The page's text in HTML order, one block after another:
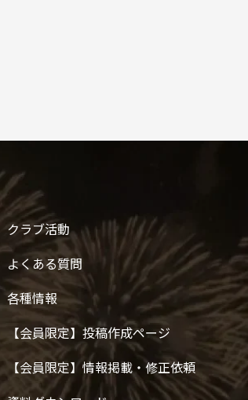
クラブ活動
よくある質問
各種情報
【会員限定】投稿作成ページ
【会員限定】情報掲載・修正依頼